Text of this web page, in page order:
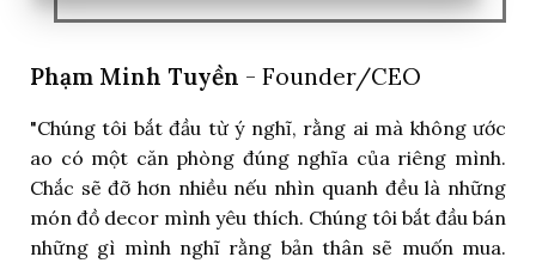
Phạm Minh Tuyền - Founder/CEO
"Chúng tôi bắt đầu từ ý nghĩ, rằng ai mà không ước
ao có một căn phòng đúng nghĩa của riêng mình.
Chắc sẽ đỡ hơn nhiều nếu nhìn quanh đều là những
món đồ decor mình yêu thích. Chúng tôi bắt đầu bán
những gì mình nghĩ rằng bản thân sẽ muốn mua.